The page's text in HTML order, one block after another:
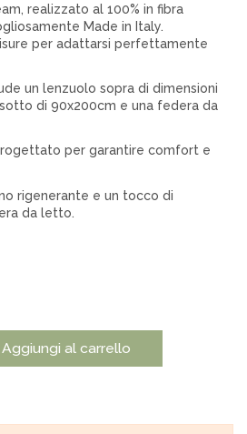
realizzato al 100% in fibra
Made in Italy.
per adattarsi perfettamente
un lenzuolo sopra di dimensioni
di 90x200cm e una federa da
per garantire comfort e
rigenerante e un tocco di
da letto.
Aggiungi al carrello